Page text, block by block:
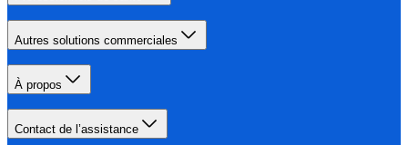
Autres solutions commerciales
À propos
Contact de l’assistance